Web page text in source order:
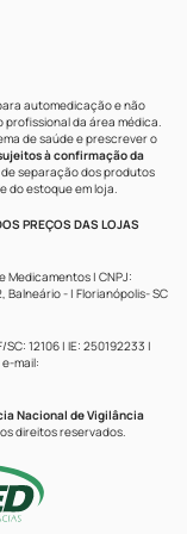
automedicação e não
da área médica.
de saúde e prescrever o
à confirmação da
separação dos produtos
do estoque em loja.
PREÇOS DAS LOJAS
Medicamentos | CNPJ:
Balneário - | Florianópolis- SC
12106 | IE: 250192233 |
e-mail:
Nacional de Vigilância
direitos reservados.